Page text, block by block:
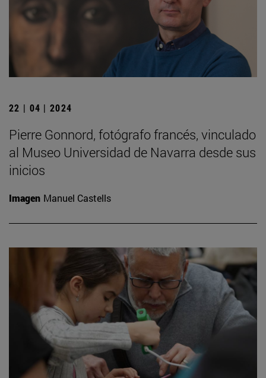
22 | 04 | 2024
Pierre Gonnord, fotógrafo francés, vinculado
al Museo Universidad de Navarra desde sus
inicios
Imagen Manuel Castells